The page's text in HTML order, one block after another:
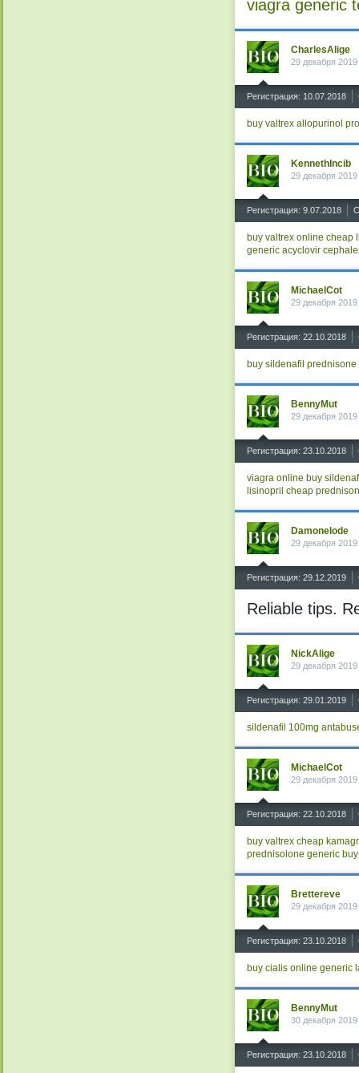
viagra generic
CharlesAlige
29 декабря
Регистрация: 10.07.2018
buy valtrex allopurinol
KennethIncib
29 декабря
Регистрация: 9.07.2018
buy valtrex online cheap
generic acyclovir
MichaelCot
29 декабря
Регистрация: 22.10.2018
buy sildenafil prednisone
BennyMut
29 декабря
Регистрация: 23.10.2018
viagra online buy
lisinopril cheap
Damonelode
29 декабря
Регистрация: 29.12.2019
Reliable tips.
NickAlige
29 декабря
Регистрация: 29.01.2019
sildenafil 100mg
MichaelCot
29 декабря
Регистрация: 22.10.2018
buy valtrex cheap
prednisolone generic
Brettereve
29 декабря
Регистрация: 23.10.2018
buy cialis online generic
BennyMut
30 декабря
Регистрация: 23.10.2018